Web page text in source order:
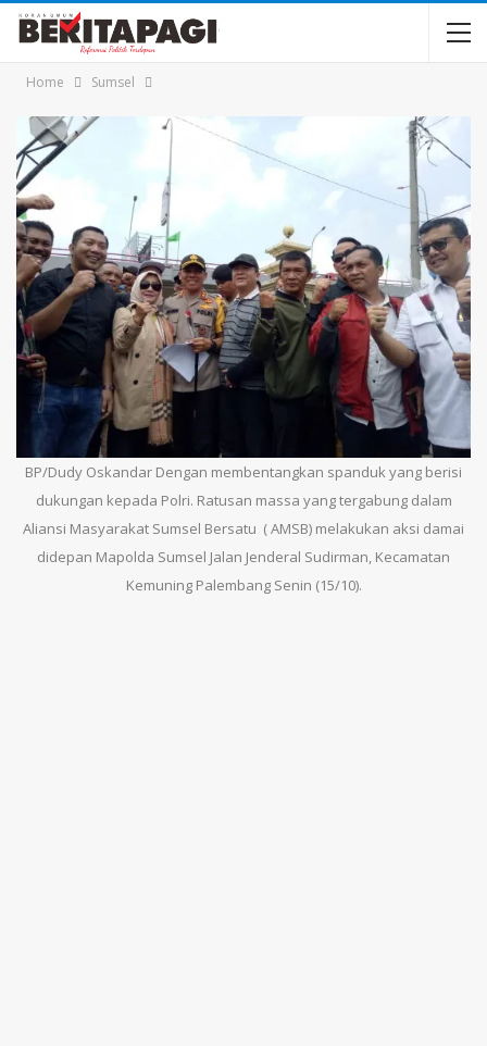
Home Sumsel
BP/Dudy Oskandar Dengan membentangkan spanduk yang berisi
dukungan kepada Polri. Ratusan massa yang tergabung dalam
Aliansi Masyarakat Sumsel Bersatu ( AMSB) melakukan aksi damai
didepan Mapolda Sumsel Jalan Jenderal Sudirman, Kecamatan
Kemuning Palembang Senin (15/10).